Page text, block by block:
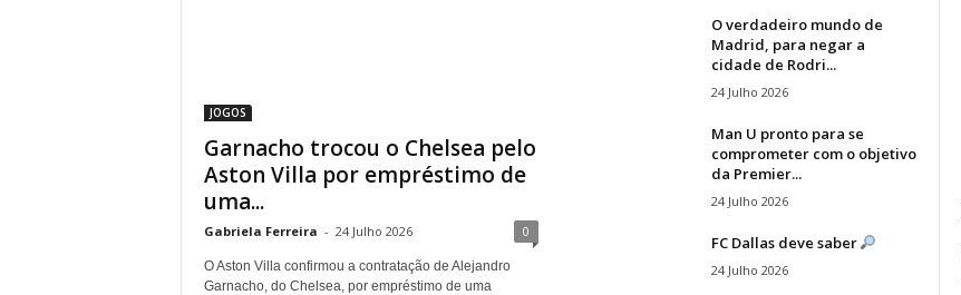
JOGOS
Garnacho trocou o Chelsea pelo
Aston Villa por empréstimo de
uma...
Gabriela Ferreira - 24 Julho 2026 0
O Aston Villa confirmou a contratação de Alejandro
Garnacho, do Chelsea, por empréstimo de uma
O verdadeiro mundo de
Madrid, para negar a
cidade de Rodri...
24 Julho 2026
Man U pronto para se
comprometer com o objetivo
da Premier...
24 Julho 2026
FC Dallas deve saber
24 Julho 2026